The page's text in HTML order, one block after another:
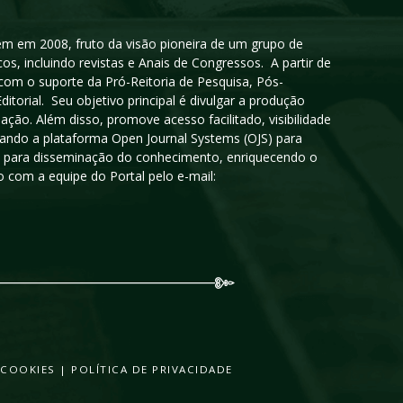
em 2008, fruto da visão pioneira de um grupo de
incluindo revistas e Anais de Congressos. A partir de
o suporte da Pró-Reitoria de Pesquisa, Pós-
Seu objetivo principal é divulgar a produção
Além disso, promove acesso facilitado, visibilidade
a plataforma Open Journal Systems (OJS) para
disseminação do conhecimento, enriquecendo o
a equipe do Portal pelo e-mail:
| POLÍTICA DE PRIVACIDADE